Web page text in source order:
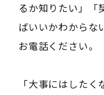
るか知りたい」「
ばいいかわからな
お電話ください。
「大事にはした